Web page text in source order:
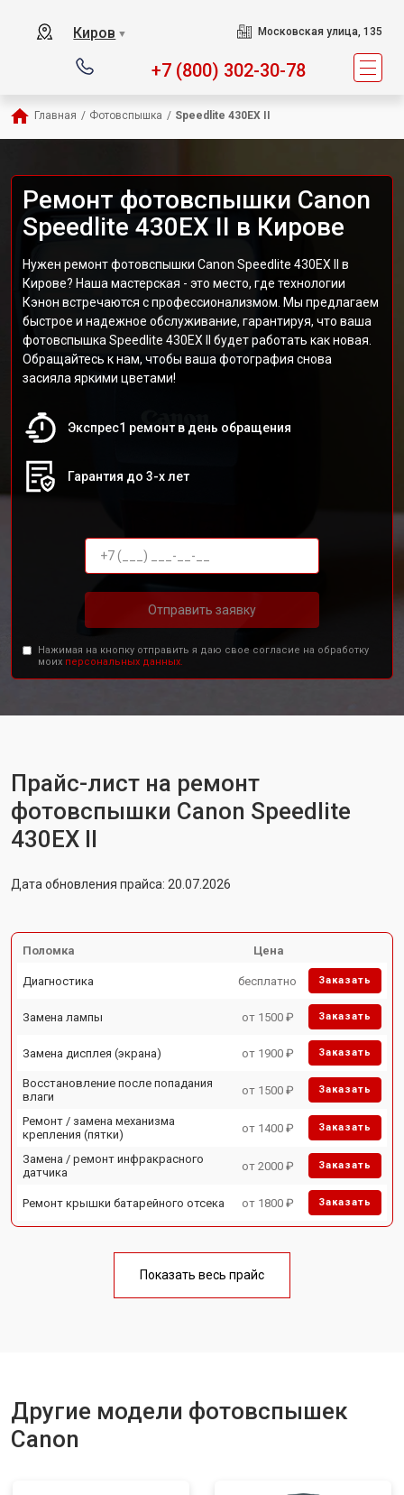
Киров ▼ Московская улица, 135
+7 (800) 302-30-78
Главная / Фотовспышка / Speedlite 430EX II
Ремонт фотовспышки Canon
Speedlite 430EX II в Кирове
Нужен ремонт фотовспышки Canon Speedlite 430EX II в
Кирове? Наша мастерская - это место, где технологии
Кэнон встречаются с профессионализмом. Мы предлагаем
быстрое и надежное обслуживание, гарантируя, что ваша
фотовспышка Speedlite 430EX II будет работать как новая.
Обращайтесь к нам, чтобы ваша фотография снова
засияла яркими цветами!
Экспрес1 ремонт в день обращения
Гарантия до 3-х лет
Отправить заявку
Нажимая на кнопку отправить я даю свое согласие на обработку
моих персональных данных.
Прайс-лист на ремонт
фотовспышки Canon Speedlite
430EX II
Дата обновления прайса: 20.07.2026
Поломка Цена
Диагностика бесплатно Заказать
Замена лампы от 1500 ₽ Заказать
Замена дисплея (экрана) от 1900 ₽ Заказать
Восстановление после попадания
влаги
от 1500 ₽ Заказать
Ремонт / замена механизма
крепления (пятки)
от 1400 ₽ Заказать
Замена / ремонт инфракрасного
датчика
от 2000 ₽ Заказать
Ремонт крышки батарейного отсека от 1800 ₽ Заказать
Показать весь прайс
Другие модели фотовспышек
Canon